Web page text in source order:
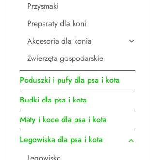
Przysmaki
Preparaty dla koni
Akcesoria dla konia
Zwierzęta gospodarskie
Poduszki i pufy dla psa i kota
Budki dla psa i kota
Maty i koce dla psa i kota
Legowiska dla psa i kota